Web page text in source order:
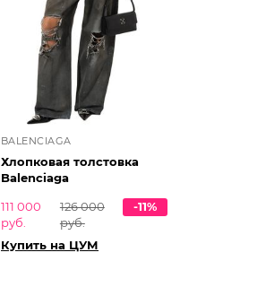
BALENCIAGA
Хлопковая толстовка
Balenciaga
111 000
руб.
126 000
руб.
-11%
Купить на ЦУМ